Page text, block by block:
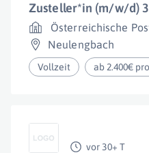
Zusteller*in (m/w/d)
Österreichische
Neulengbach
Vollzeit ab 2.400€
vor 30+ T